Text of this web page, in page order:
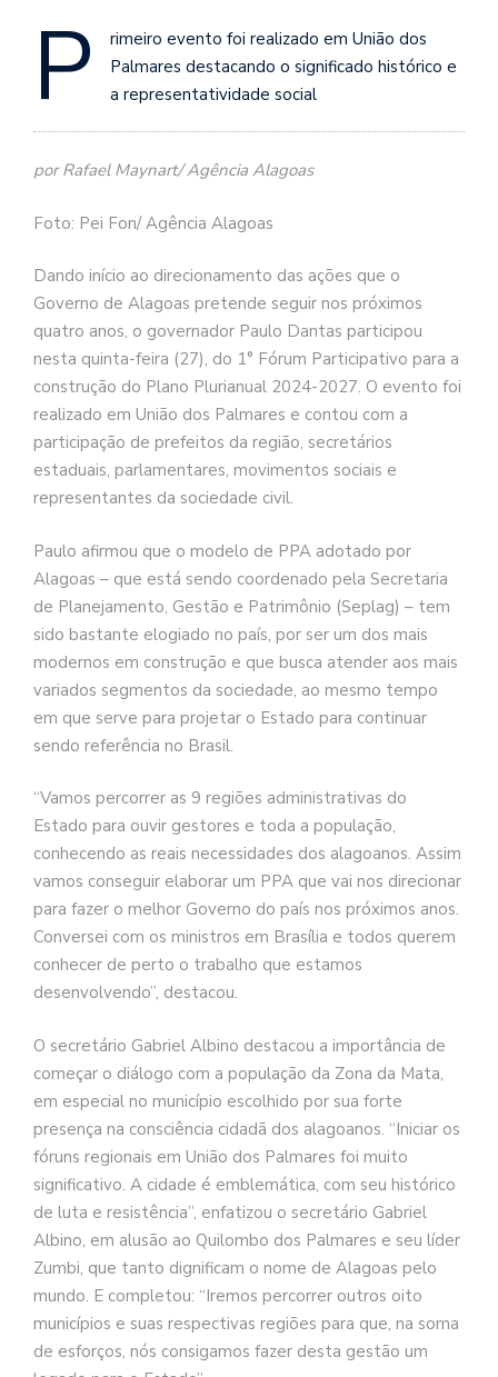
P
rimeiro evento foi realizado em União dos
Palmares destacando o significado histórico e
a representatividade social
por Rafael Maynart/ Agência Alagoas
Foto: Pei Fon/ Agência Alagoas
Dando início ao direcionamento das ações que o
Governo de Alagoas pretende seguir nos próximos
quatro anos, o governador Paulo Dantas participou
nesta quinta-feira (27), do 1° Fórum Participativo para a
construção do Plano Plurianual 2024-2027. O evento foi
realizado em União dos Palmares e contou com a
participação de prefeitos da região, secretários
estaduais, parlamentares, movimentos sociais e
representantes da sociedade civil.
Paulo afirmou que o modelo de PPA adotado por
Alagoas – que está sendo coordenado pela Secretaria
de Planejamento, Gestão e Patrimônio (Seplag) – tem
sido bastante elogiado no país, por ser um dos mais
modernos em construção e que busca atender aos mais
variados segmentos da sociedade, ao mesmo tempo
em que serve para projetar o Estado para continuar
sendo referência no Brasil.
“Vamos percorrer as 9 regiões administrativas do
Estado para ouvir gestores e toda a população,
conhecendo as reais necessidades dos alagoanos. Assim
vamos conseguir elaborar um PPA que vai nos direcionar
para fazer o melhor Governo do país nos próximos anos.
Conversei com os ministros em Brasília e todos querem
conhecer de perto o trabalho que estamos
desenvolvendo”, destacou.
O secretário Gabriel Albino destacou a importância de
começar o diálogo com a população da Zona da Mata,
em especial no município escolhido por sua forte
presença na consciência cidadã dos alagoanos. “Iniciar os
fóruns regionais em União dos Palmares foi muito
significativo. A cidade é emblemática, com seu histórico
de luta e resistência”, enfatizou o secretário Gabriel
Albino, em alusão ao Quilombo dos Palmares e seu líder
Zumbi, que tanto dignificam o nome de Alagoas pelo
mundo. E completou: “Iremos percorrer outros oito
municípios e suas respectivas regiões para que, na soma
de esforços, nós consigamos fazer desta gestão um